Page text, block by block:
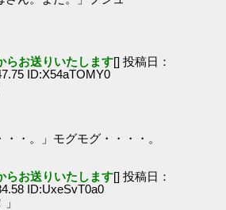
らお送りいたします[] 投稿日：
ID:X54aTOMY0
・。」モグモグ・・・・。
らお送りいたします[] 投稿日：
ID:UxeSvT0a0